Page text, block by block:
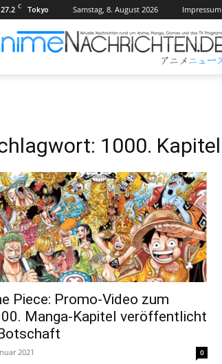
27.2 C Tokyo Samstag, 8. August 2026 Impressum
1000. Kapitel
Piece: Promo-Video zum
Manga-Kapitel veröffentlicht
2021 0